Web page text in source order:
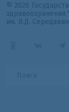
© 2026
здравоохранения
им. В.Д.